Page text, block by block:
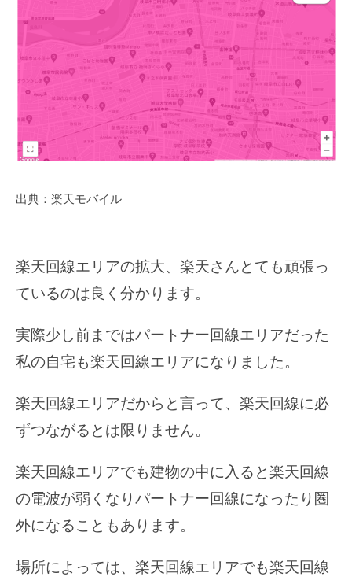
出典：楽天モバイル
楽天回線エリアの拡大、楽天さんとても頑張っ
ているのは良く分かります。
実際少し前まではパートナー回線エリアだった
私の自宅も楽天回線エリアになりました。
楽天回線エリアだからと言って、楽天回線に必
ずつながるとは限りません。
楽天回線エリアでも建物の中に入ると楽天回線
の電波が弱くなりパートナー回線になったり圏
外になることもあります。
場所によっては、楽天回線エリアでも楽天回線